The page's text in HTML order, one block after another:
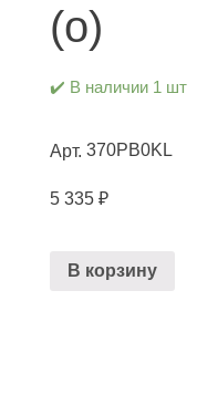
(о)
✔️ В наличии 1 шт
Арт. 370PB0KL
5 335 ₽
В корзину